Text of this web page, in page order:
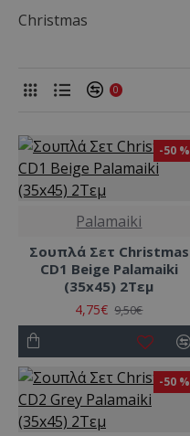
Christmas
0
-50 %
Palamaiki
Σουπλά Σετ Christmas
CD1 Beige Palamaiki
(35x45) 2Τεμ
4,75€ 9,50€
-50 %